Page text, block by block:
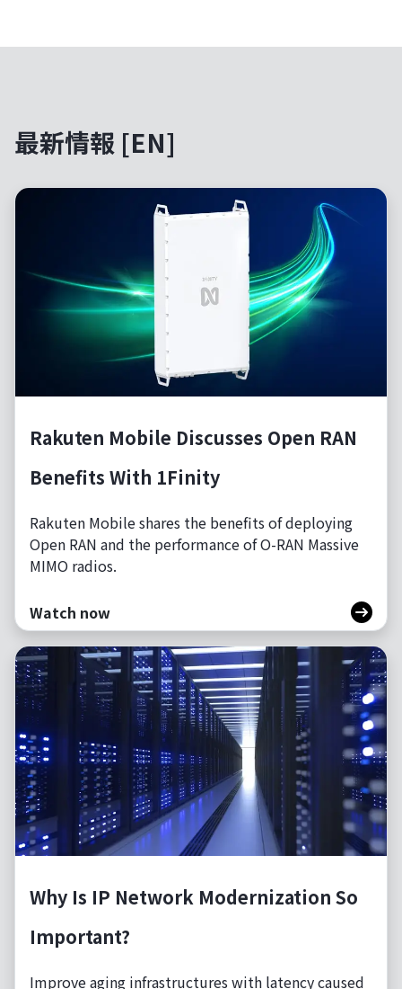
最新情報 [EN]
Rakuten Mobile Discusses Open RAN
Benefits With 1Finity
Rakuten Mobile shares the benefits of deploying
Open RAN and the performance of O-RAN Massive
MIMO radios.
Watch now
Why Is IP Network Modernization So
Important?
Improve aging infrastructures with latency caused